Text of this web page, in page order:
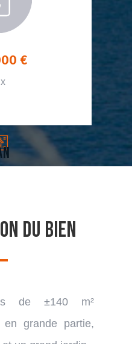
€
du bien
de ±140 m²
en grande partie,